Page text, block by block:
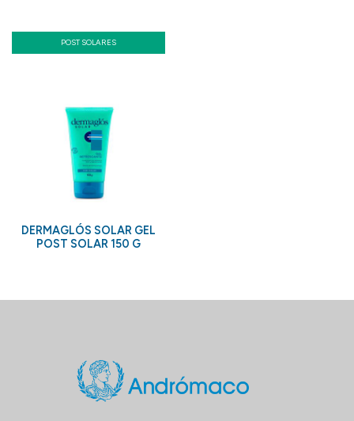
POST SOLARES
DERMAGLÓS SOLAR GEL
POST SOLAR 150 G